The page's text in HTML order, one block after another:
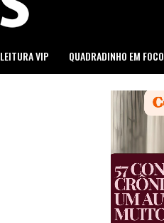
LEITURA VIP QUADRADINHO EM FOCO